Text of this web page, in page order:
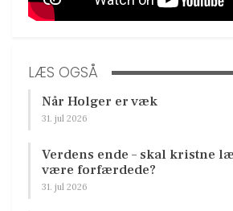
LÆS OGSÅ
Når Holger er væk
31. jul 2026
Verdens ende – skal kristne
være forfærdede?
31. jul 2026